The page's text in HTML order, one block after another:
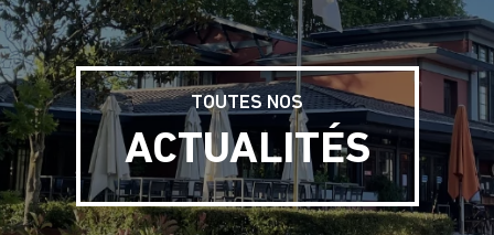
TOUTES NOS
ACTUALITÉS